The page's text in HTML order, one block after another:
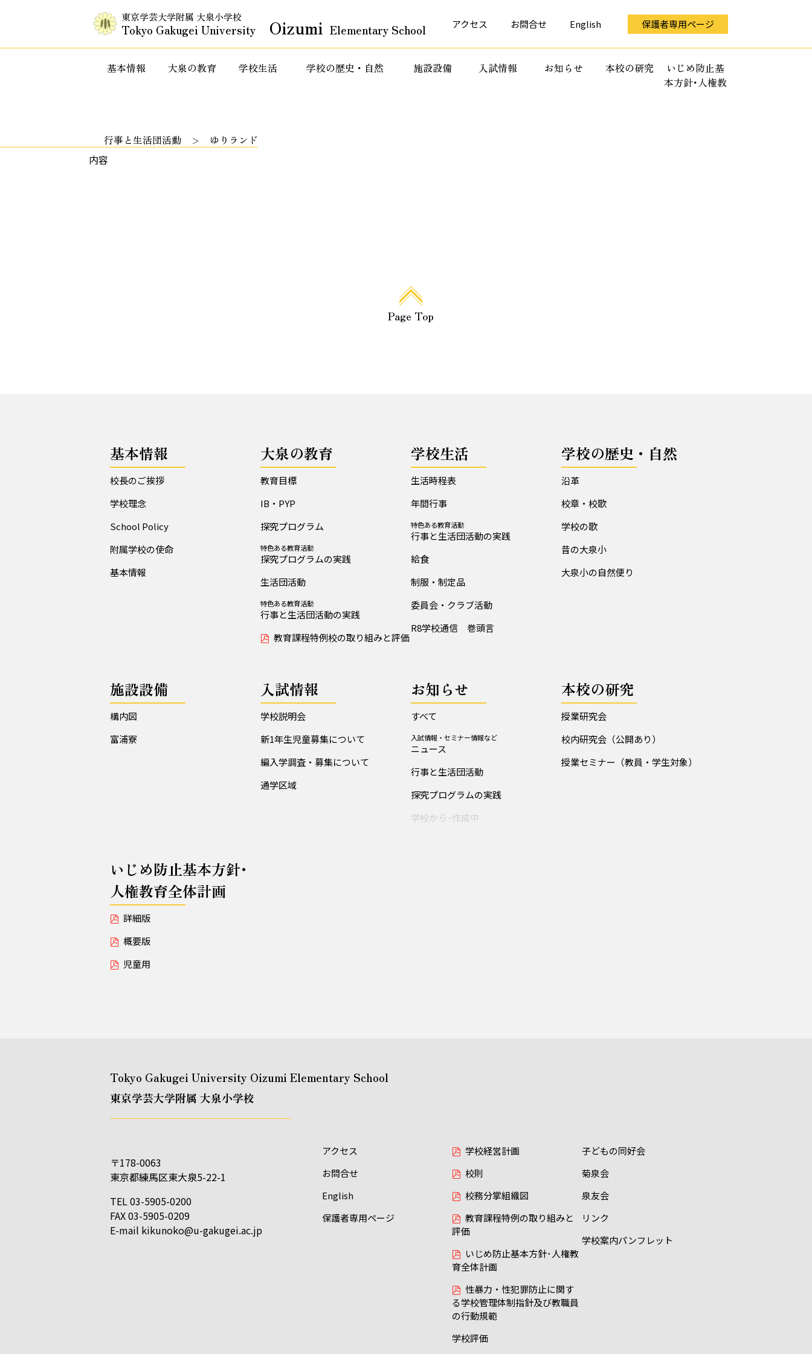
東京学芸大学附属 大泉小学校
Tokyo Gakugei University Oizumi Elementary School アクセス お問合せ English 保護者専用ページ
基本情報 大泉の教育 学校生活 学校の歴史・自然 施設設備 入試情報 お知らせ 本校の研究
いじめ防止基
本方針･人権教
行事と生活団活動
ゆりランド
内容
Page Top
基本情報
校長のご挨拶
学校理念
School Policy
附属学校の使命
基本情報
大泉の教育
教育目標
IB・PYP
探究プログラム
特色ある教育活動
探究プログラムの実践
生活団活動
特色ある教育活動
行事と生活団活動の実践
教育課程特例校の取り組みと評価
学校生活
生活時程表
年間行事
特色ある教育活動
行事と生活団活動の実践
給食
制服・制定品
委員会・クラブ活動
R8学校通信 巻頭言
学校の歴史・自然
沿革
校章・校歌
学校の歌
昔の大泉小
大泉小の自然便り
施設設備
構内図
富浦寮
入試情報
学校説明会
新1年生児童募集について
編入学調査・募集について
通学区域
お知らせ
すべて
入試情報・セミナー情報など
ニュース
行事と生活団活動
探究プログラムの実践
学校からｰ作成中
本校の研究
授業研究会
校内研究会（公開あり）
授業セミナー（教員・学生対象）
いじめ防止基本方針･
人権教育全体計画
詳細版
概要版
児童用
Tokyo Gakugei University Oizumi Elementary School
東京学芸大学附属 大泉小学校
〒178-0063
東京都練馬区東大泉5-22-1
TEL 03-5905-0200
FAX 03-5905-0209
E-mail kikunoko@u-gakugei.ac.jp
アクセス
お問合せ
English
保護者専用ページ
学校経営計画
校則
校務分掌組織図
教育課程特例の取り組みと
評価
いじめ防止基本方針･人権教
育全体計画
性暴力・性犯罪防止に関す
る学校管理体制指針及び教職員
の行動規範
学校評価
子どもの同好会
菊泉会
泉友会
リンク
学校案内パンフレット